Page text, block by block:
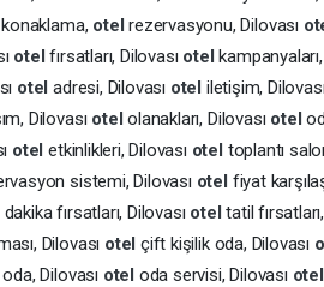
otelrezervasyonu, Dilovası
otelfırsatları, Dilovası otel
oteladresi, Dilovası otel iletişim, Dilovası
Dilovası otelolanakları, Dilovası otel
oteletkinlikleri, Dilovası otel toplantı
sistemi, Dilovası otel fiyat
fırsatları, Dilovası oteltatil
Dilovası otel çift kişilik oda, Dilovası
Dilovası otel oda servisi, Dilovası otel